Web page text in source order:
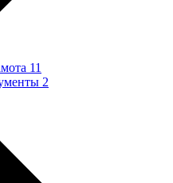
11
2